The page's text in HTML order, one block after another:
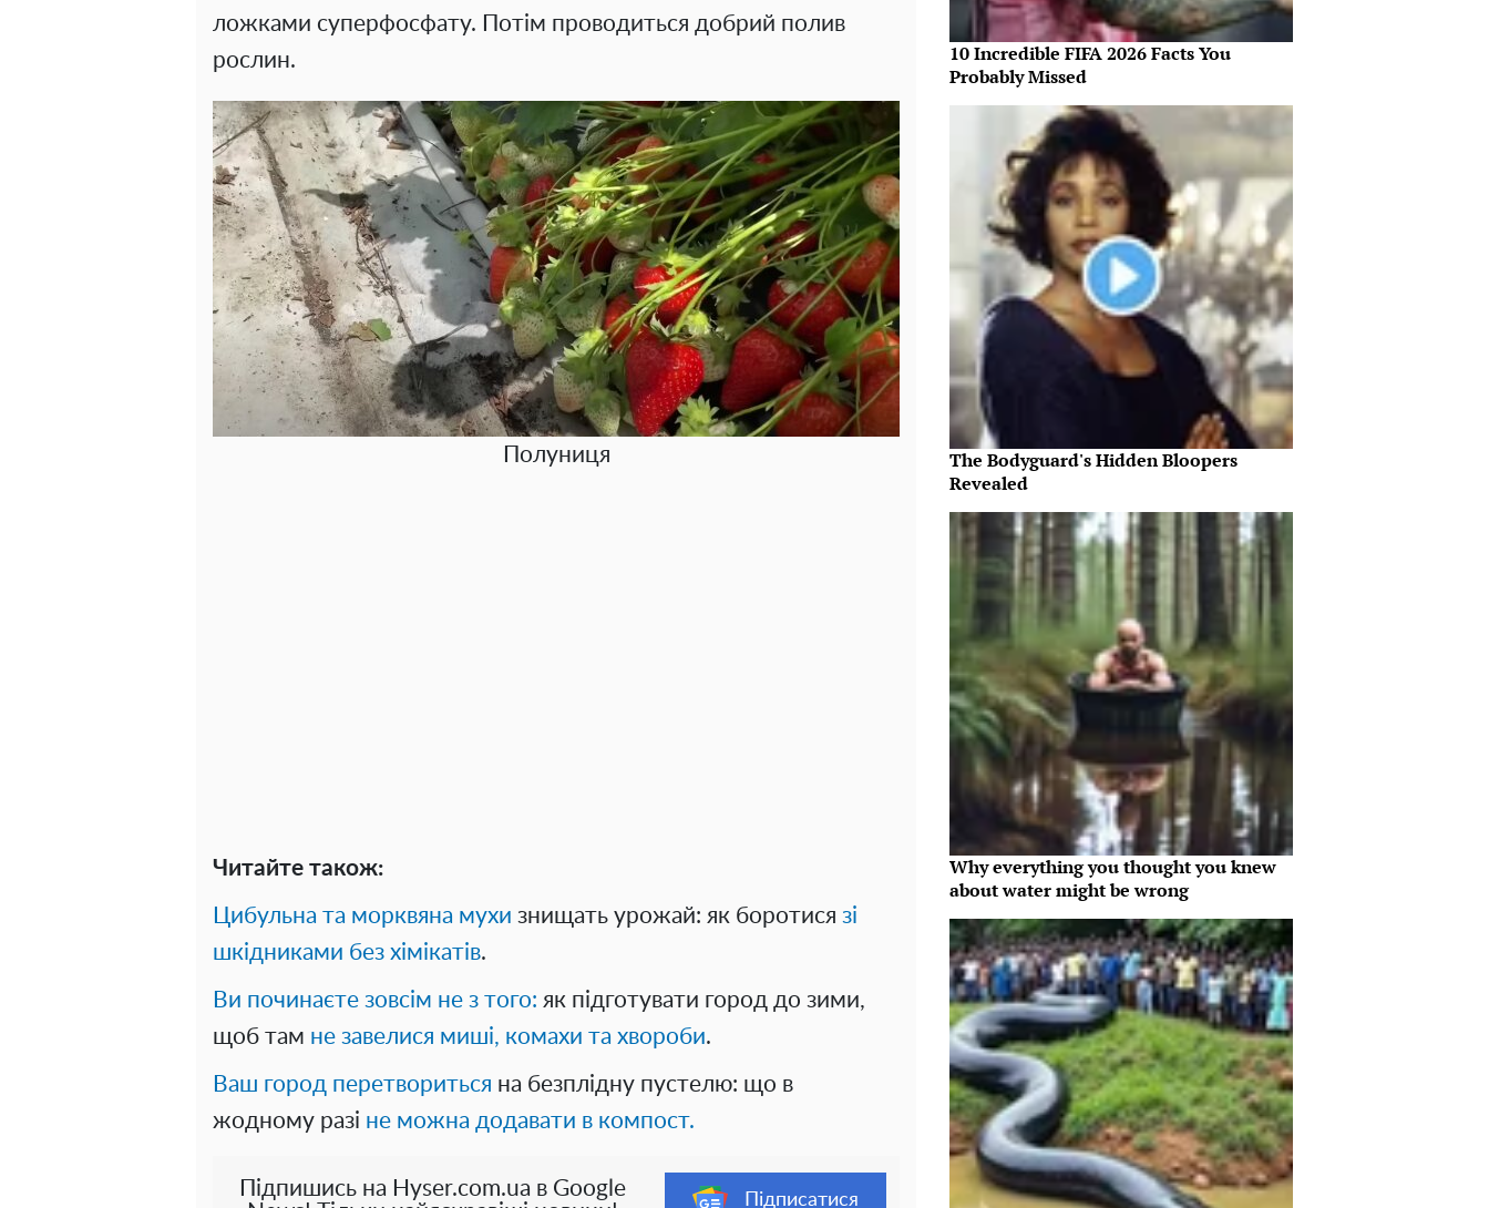
ложками суперфосфату. Потім проводиться добрий полив
рослин.
Полуниця
Читайте також:
Цибульна та морквяна мухи знищать урожай: як боротися зі
шкідниками без хімікатів.
Ви починаєте зовсім не з того: як підготувати город до зими,
щоб там не завелися миші, комахи та хвороби.
Ваш город перетвориться на безплідну пустелю: що в
жодному разі не можна додавати в компост.
Підпишись на Hyser.com.ua в Google
Підписатися
10 Incredible FIFA 2026 Facts You
Probably Missed
The Bodyguard's Hidden Bloopers
Revealed
Why everything you thought you knew
about water might be wrong